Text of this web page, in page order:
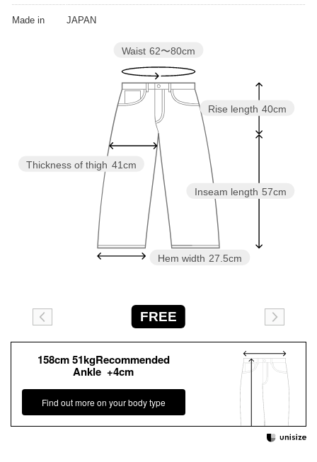
Made in JAPAN
Inseam length 57cm
Rise length 40cm
Hem width 27.5cm
Thickness of thigh 41cm
Waist 62〜80cm
FREE
158cm 51kgRecommended
Ankle +4cm
Find out more on your body type